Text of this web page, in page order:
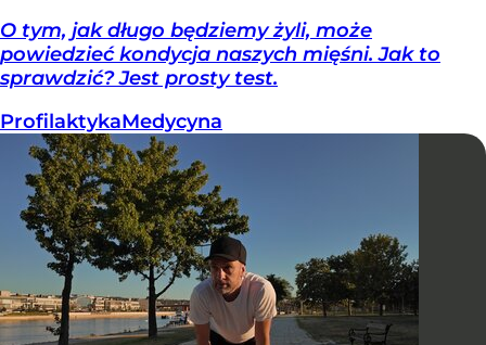
O tym, jak długo będziemy żyli, może
powiedzieć kondycja naszych mięśni. Jak to
sprawdzić? Jest prosty test.
ProfilaktykaMedycyna